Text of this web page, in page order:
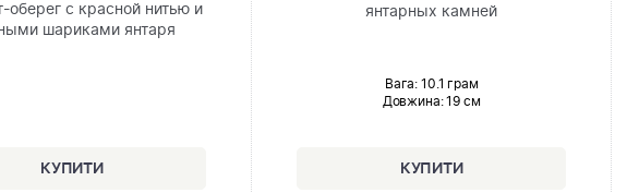
оберег с красной нитью и
шариками янтаря
янтарных камней
Вага: 10.1 грам
Довжина:19 см